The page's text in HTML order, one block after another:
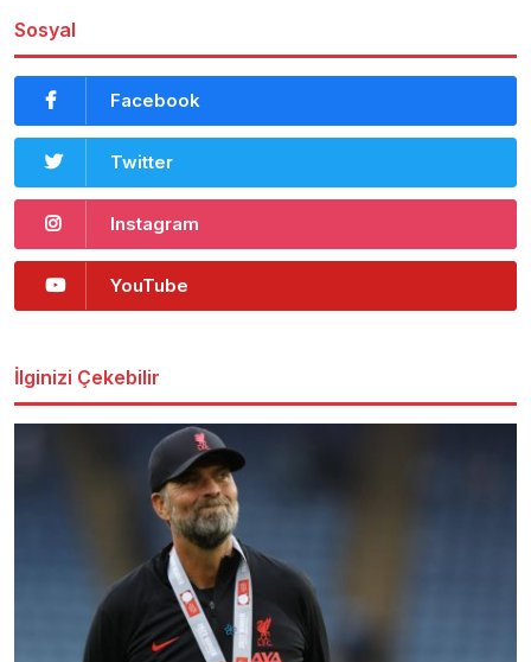
Sosyal
Facebook
Twitter
Instagram
YouTube
İlginizi Çekebilir